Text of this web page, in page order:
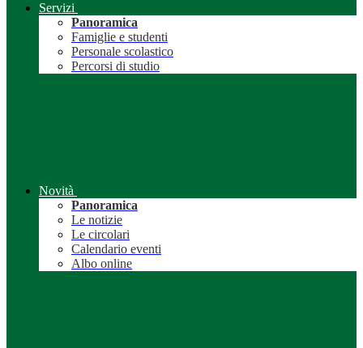
Servizi
Panoramica
Famiglie e studenti
Personale scolastico
Percorsi di studio
Novità
Panoramica
Le notizie
Le circolari
Calendario eventi
Albo online